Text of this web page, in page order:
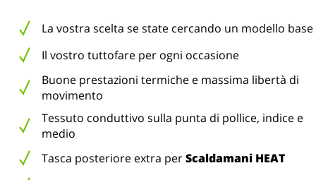
La vostra scelta se state cercando un modello base
Il vostro tuttofare per ogni occasione
Buone prestazioni termiche e massima libertà di
movimento
Tessuto conduttivo sulla punta di pollice, indice e
medio
Tasca posteriore extra perScaldamani HEAT